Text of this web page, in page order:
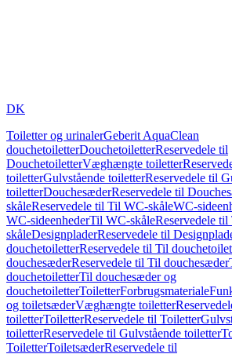
DK
Toiletter og urinalerGeberit AquaClean
douchetoiletterDouchetoiletterReservedele til
DouchetoiletterVæghængte toiletter
toiletterGulvstående toiletterReservedele til
toiletterDouchesæderReservedele til
skåleReservedele til Til WC-skåleWC-
WC-sideenhederTil WC-skåleReservedele
skåleDesignpladerReservedele til
douchetoiletterReservedele til Til
douchesæderReservedele til Til douchesæder
douchetoiletterTil douchesæder og
douchetoiletterToiletterForbrugsmateriale
og toiletsæderVæghængte toiletter
toiletterToiletterReservedele til Toiletter
toiletterReservedele til Gulvstående toiletter
ToiletterToiletsæderReservedele til